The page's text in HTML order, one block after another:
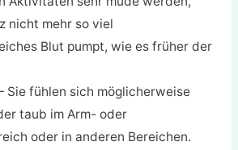
nicht mehr so viel
Blut pumpt, wie es früher der
Sie fühlen sich möglicherweise
taub im Arm- oder
oder in anderen Bereichen.